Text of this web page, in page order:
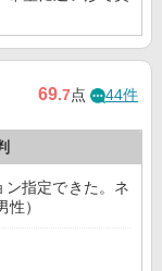
69.7点 44件
指定できた。ネ
）